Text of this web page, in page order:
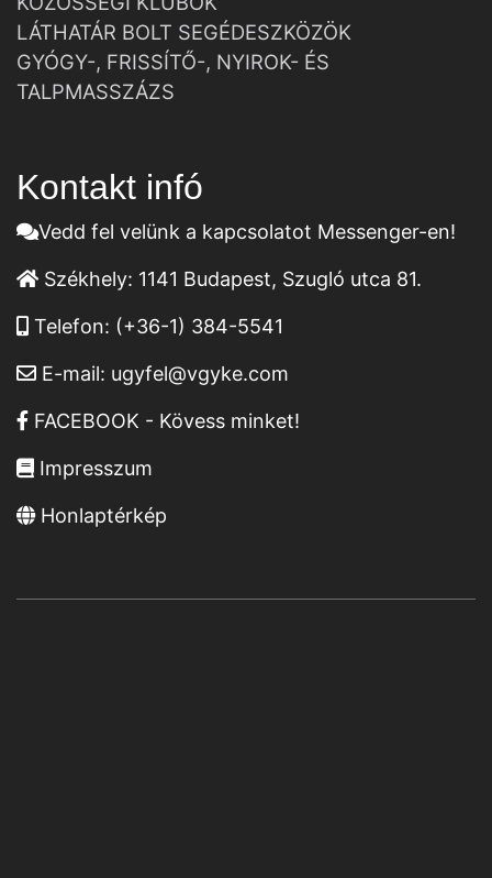
LÁTHATÁR BOLT SEGÉDESZKÖZÖK
GYÓGY-, FRISSÍTŐ-, NYIROK- ÉS
TALPMASSZÁZS
Kontakt infó
Vedd fel velünk a kapcsolatot Messenger-en!
Székhely: 1141 Budapest, Szugló utca 81.
Telefon: (+36-1) 384-5541
E-mail: ugyfel@vgyke.com
FACEBOOK - Kövess minket!
Impresszum
Honlaptérkép